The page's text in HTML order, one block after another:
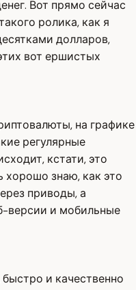
Вот прямо сейчас
ролика, как я
долларов,
вот ершистых
на графике
регулярные
кстати, это
хорошо знаю, как это
приводы, а
версии и мобильные
и качественно